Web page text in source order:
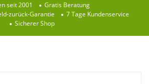
seit 2001
Gratis Beratung
zurück-Garantie
7 Tage Kundenservice
Sicherer Shop